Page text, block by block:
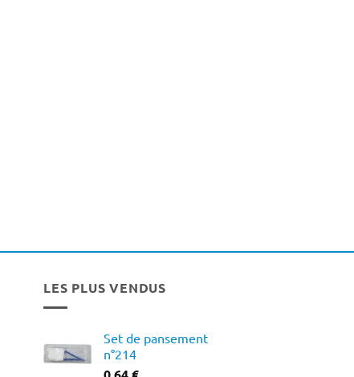
LES PLUS VENDUS
Set de pansement
n°214